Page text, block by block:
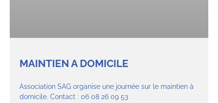
MAINTIEN A DOMICILE
Association SAG organise une journée sur le maintien à
domicile. Contact : 06 08 26 09 53